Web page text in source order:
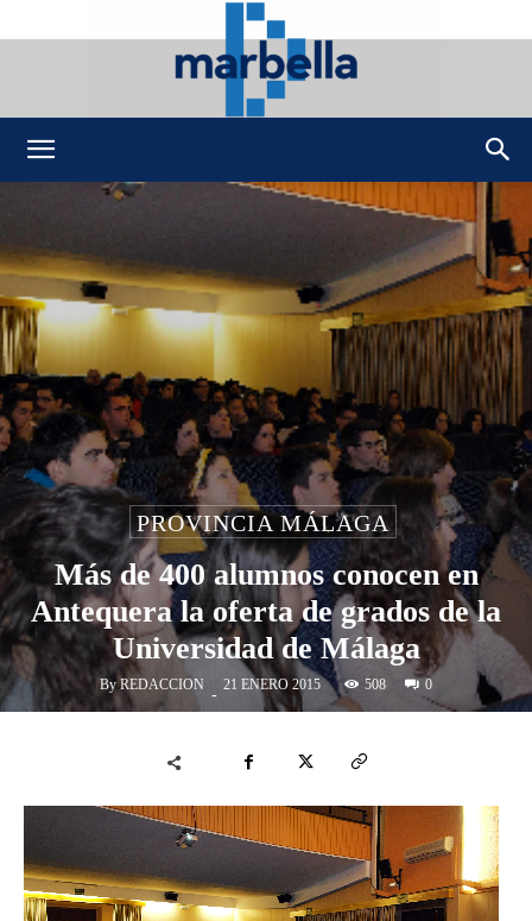
PROVINCIA MÁLAGA
Más de 400 alumnos conocen en
Antequera la oferta de grados de la
Universidad de Málaga
By REDACCION - 21 ENERO 2015 508 0